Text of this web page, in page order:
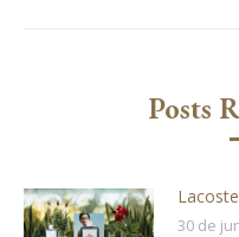
Posts
30 de